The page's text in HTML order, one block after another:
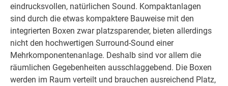
eindrucksvollen, natürlichen Sound. Kompaktanlagen
sind durch die etwas kompaktere Bauweise mit den
integrierten Boxen zwar platzsparender, bieten allerdings
nicht den hochwertigen Surround-Sound einer
Mehrkomponentenanlage. Deshalb sind vor allem die
räumlichen Gegebenheiten ausschlaggebend. Die Boxen
werden im Raum verteilt und brauchen ausreichend Platz,